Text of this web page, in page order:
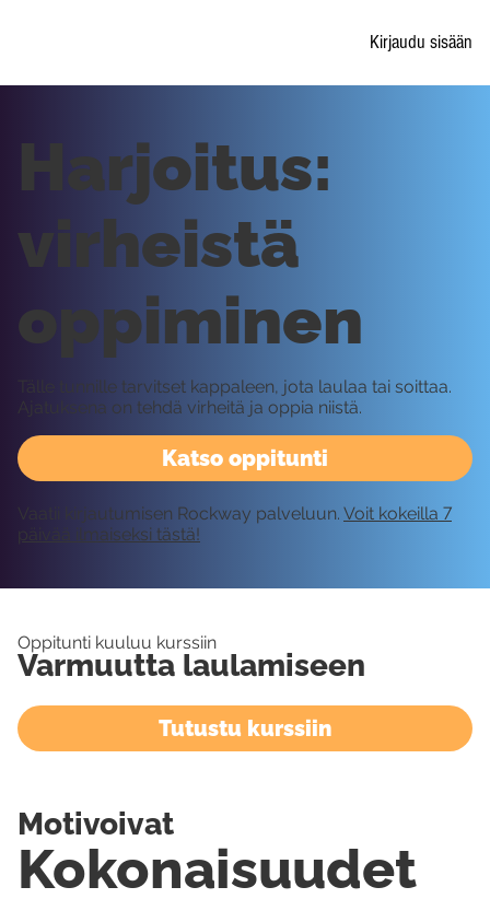
Kirjaudu sisään
Katso oppitunti
Harjoitus:
virheistä
oppiminen
Tälle tunnille tarvitset kappaleen, jota laulaa tai soittaa.
Ajatuksena on tehdä virheitä ja oppia niistä.
Vaatii kirjautumisen Rockway palveluun. Voit kokeilla 7
päivää ilmaiseksi tästä!
Oppitunti kuuluu kurssiin
Varmuutta laulamiseen
Tutustu kurssiin
Kokonaisuudet
Motivoivat